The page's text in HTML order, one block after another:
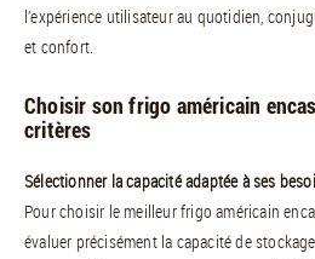
l’expérience utilisateur au quotidien,
et confort.
Choisir son frigo américain
critères
Sélectionner la capacité adaptée à ses
Pour choisir le meilleur frigo américain
évaluer précisément la capacité de